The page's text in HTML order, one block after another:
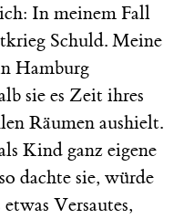
In meinem Fall
Schuld. Meine
Hamburg
sie es Zeit ihres
Räumen aushielt.
Kind ganz eigene
dachte sie, würde
Versautes,